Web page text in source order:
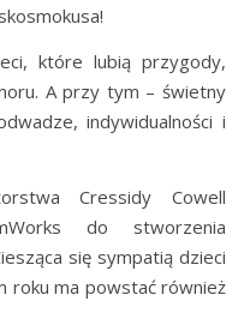
które lubią przygody,
A przy tym – świetny
indywidualności i
Cressidy Cowell
do stworzenia
się sympatią dzieci
roku ma powstać również